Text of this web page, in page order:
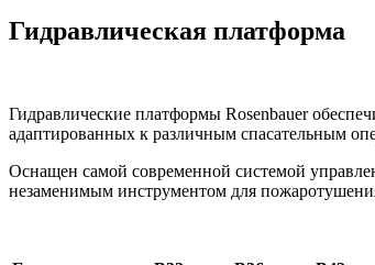
Гидравлическая платформа
Гидравлические платформы Rosenbauer
адаптированных к различным спасательным
Оснащен самой современной системой
незаменимым инструментом для